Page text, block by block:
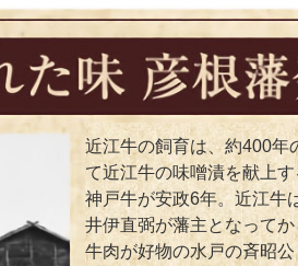
近江牛の飼育は、約400年
て近江牛の味噌漬を献上
神戸牛が安政6年。近江牛
井伊直弼が藩主となって
牛肉が好物の水戸の斉昭